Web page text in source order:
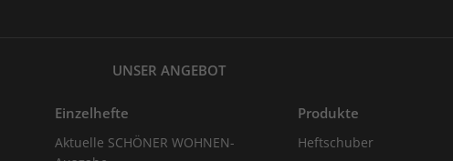
UNSER ANGEBOT
Einzelhefte
Aktuelle SCHÖNER WOHNEN-
Produkte
Heftschuber